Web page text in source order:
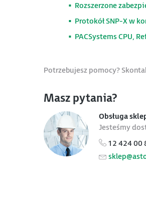
Rozszerzone
Protokół SNP-X w
PACSystems CPU,
Potrzebujesz pomocy?
Masz pytania?
Obsługa
Jesteśmy
12 424 00